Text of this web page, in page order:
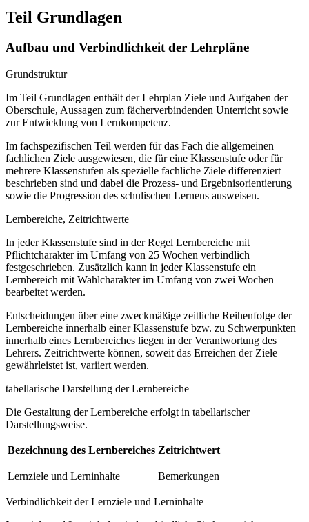
Teil Grundlagen
Aufbau und Verbindlichkeit der Lehrpläne
Grundstruktur
Im Teil Grundlagen enthält der Lehrplan Ziele und Aufgaben der
Oberschule, Aussagen zum fächerverbindenden Unterricht sowie
zur Entwicklung von Lernkompetenz.
Im fachspezifischen Teil werden für das Fach die allgemeinen
fachlichen Ziele ausgewiesen, die für eine Klassenstufe oder für
mehrere Klassenstufen als spezielle fachliche Ziele differenziert
beschrieben sind und dabei die Prozess- und Ergebnisorientierung
sowie die Progression des schulischen Lernens ausweisen.
Lernbereiche, Zeitrichtwerte
In jeder Klassenstufe sind in der Regel Lernbereiche mit
Pflichtcharakter im Umfang von 25 Wochen verbindlich
festgeschrieben. Zusätzlich kann in jeder Klassenstufe ein
Lernbereich mit Wahlcharakter im Umfang von zwei Wochen
bearbeitet werden.
Entscheidungen über eine zweckmäßige zeitliche Reihenfolge der
Lernbereiche innerhalb einer Klassenstufe bzw. zu Schwerpunkten
innerhalb eines Lernbereiches liegen in der Verantwortung des
Lehrers. Zeitrichtwerte können, soweit das Erreichen der Ziele
gewährleistet ist, variiert werden.
tabellarische Darstellung der Lernbereiche
Die Gestaltung der Lernbereiche erfolgt in tabellarischer
Darstellungsweise.
Bezeichnung des Lernbereiches Zeitrichtwert
Lernziele und Lerninhalte Bemerkungen
Verbindlichkeit der Lernziele und Lerninhalte